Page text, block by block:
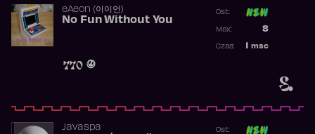
8.
​eAeon (이이언)
No Fun Without You
770
Ost:
8
Max:
msc
Czas:
Javaspa Ost: